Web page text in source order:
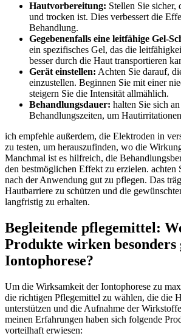
Hautvorbereitung: Stellen Sie sicher,
und trocken ist. Dies verbessert‍ die
Behandlung.
Gegebenenfalls eine leitfähige ⁤Gel-
ein spezifisches Gel, das die
besser durch die Haut transportieren
Gerät einstellen: Achten Sie darauf,
einzustellen. Beginnen Sie mit ⁢einer
⁢steigern Sie die Intensität allmählich.
Behandlungsdauer: halten Sie sich
Behandlungszeiten, um
ich empfehle außerdem, die Elektroden in
zu testen, um herauszufinden, wo die
Manchmal ist es hilfreich, die
den bestmöglichen ⁣Effekt ‍zu erzielen. achten
nach der Anwendung gut zu ⁣pflegen. Das
Hautbarriere zu⁢ schützen und die
langfristig zu erhalten.
Begleitende pflegemittel:
Produkte wirken
Iontophorese?
Um ​die Wirksamkeit der Iontophorese ‍zu
die richtigen Pflegemittel zu wählen, die die
unterstützen und die Aufnahme der
meinen Erfahrungen haben sich folgende
vorteilhaft erwiesen: